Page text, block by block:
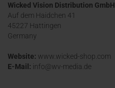
Wicked Vision Distribution GmbH
Auf dem Haidchen 41
45227 Hattingen
Germany
Website: www.wicked-shop.com
E-Mail: info@wv-media.de